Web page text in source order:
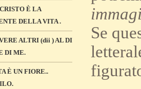
È LA
DELLA VITA .
ALTRI (dii ) AL DI
DI ME.
È UN FIORE..
Se